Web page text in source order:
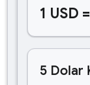
1 USD
5 Dolar